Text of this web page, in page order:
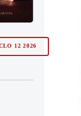
12 2026